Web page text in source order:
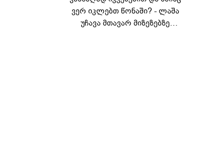
ვერ იკლებთ წონაში? - ლაშა
უჩავა მთავარ მიზეზებზე